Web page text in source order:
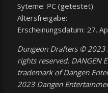
Syteme: PC (getestet)
Altersfreigabe:
Erscheinungsdatum: 27.
Dungeon Drafters © 2023
rights reserved. DANGEN
trademark of Dangen
2023 Dangen